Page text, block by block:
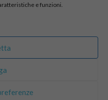
e funzioni.
Credits